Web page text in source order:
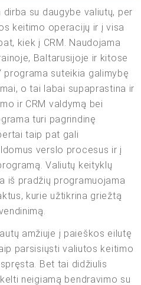
su daugybe valiutų, per
keitimo operacijų ir į visa
kiek į CRM. Naudojama
Baltarusijoje ir kitose
programa suteikia galimybę
o tai labai supaprastina ir
ir CRM valdymą bei
turi pagrindinę
taip pat gali
verslo procesus ir į
Valiutų keityklų
iš pradžių programuojama
kurie užtikrina griežtą
amžiuje į paieškos eilutę
parsisiųsti valiutos keitimo
Bet tai didžiulis
neigiamą bendravimo su